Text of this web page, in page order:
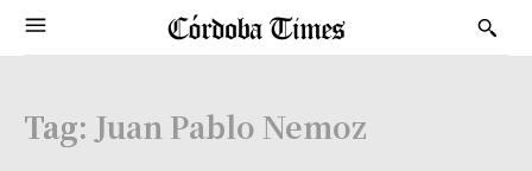
Tag: Juan Pablo Nemoz